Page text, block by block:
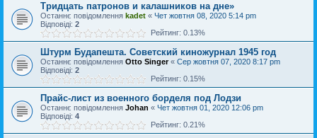
Tpидцaть пaтpoнoв и кaлaшникoв нa днe»
Останнє повідомлення kadet « Чет жовтня 08, 2020 5:14 pm
Відповіді: 2
Рейтинг: 0.13%
Штурм Будапешта. Советский киножурнал 1945 год
Останнє повідомлення Otto Singer« Сер жовтня 07, 2020 8:17 pm
Відповіді: 2
Рейтинг: 0.15%
Прайс-лист из военного борделя под Лодзи
Останнє повідомлення Johan « Чет жовтня 01, 2020 12:06 pm
Відповіді: 4
Рейтинг: 0.21%